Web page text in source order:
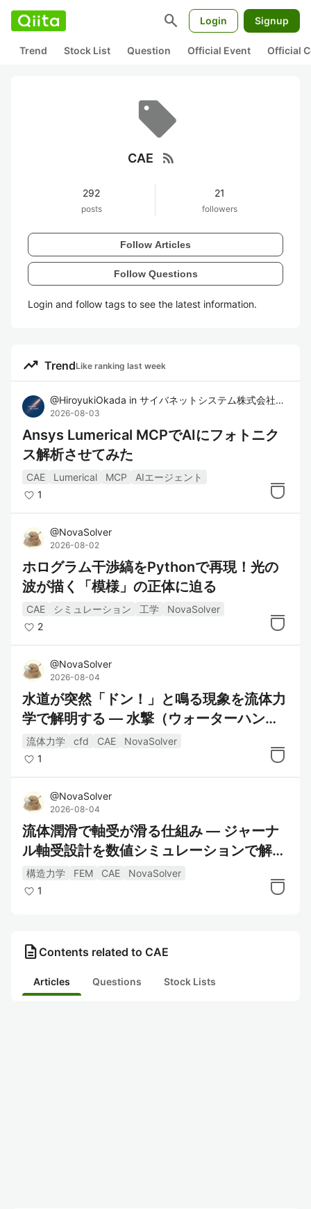
search Login Signup
Trend Stock List Question Official Event Official
CAE rss_feed
292
posts
21
followers
Follow Articles
Follow Questions
Login and follow tags to see the latest information.
trending_up TrendLike ranking last week
@HiroyukiOkada in サイバネットシステム株式会社 オプティカル技術部
2026-08-03
Ansys Lumerical MCPでAIにフォトニク
ス解析させてみた
CAE Lumerical MCP
AIエージェント
1
@NovaSolver
2026-08-02
ホログラム干渉縞をPythonで再現！光の
波が描く「模様」の正体に迫る
CAE シミュレーション 工学
NovaSolver
2
@NovaSolver
2026-08-04
水道が突然「ドン！」と鳴る現象を流体力
学で解明する — 水撃（ウォーターハンマ
ー）解析シミュレーター入門
流体力学 cfd CAE
NovaSolver
1
@NovaSolver
2026-08-04
流体潤滑で軸受が滑る仕組み — ジャーナ
ル軸受設計を数値シミュレーションで解き
明かす
構造力学 FEM CAE
NovaSolver
1
description Contents related to CAE
Articles Questions Stock Lists